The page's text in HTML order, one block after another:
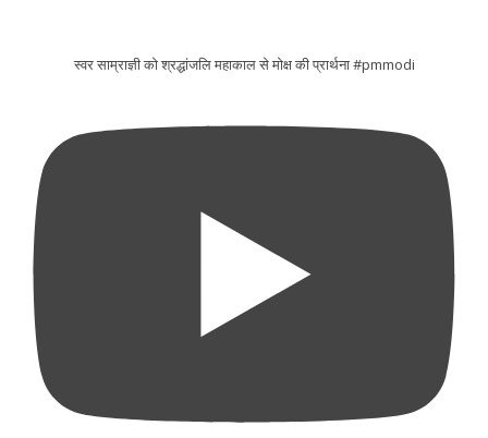
स्वर साम्राज्ञी को श्रद्धांजलि महाकाल से मोक्ष की प्रार्थना #pmmodi